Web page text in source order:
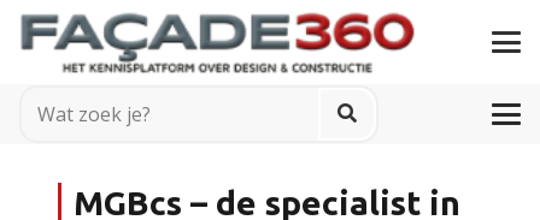
MGBcs – de specialist in